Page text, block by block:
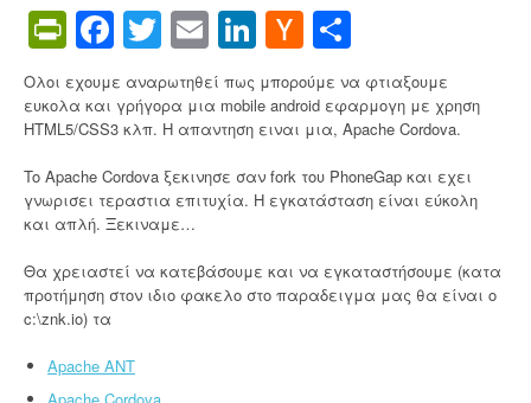
PrintFriendly
Facebook
Twitter
EmailLinkedIn
Hacker
News
Ολοι εχουμε αναρωτηθεί πως μπορούμε να φτιαξουμε
ευκολα και γρήγορα μια mobile android εφαρμογη με χρηση
HTML5/CSS3 κλπ. Η απαντηση ειναι μια, Apache Cordova.
To Apache Cordova ξεκινησε σαν fork του PhoneGap και εχει
γνωρισει τεραστια επιτυχία. Η εγκατάσταση είναι εύκολη
και απλή. Ξεκιναμε…
Θα χρειαστεί να κατεβάσουμε και να εγκαταστήσουμε (κατα
προτήμηση στον ιδιο φακελο στο παραδειγμα μας θα είναι ο
c:\znk.io) τα
Apache ANT
Apache Cordova